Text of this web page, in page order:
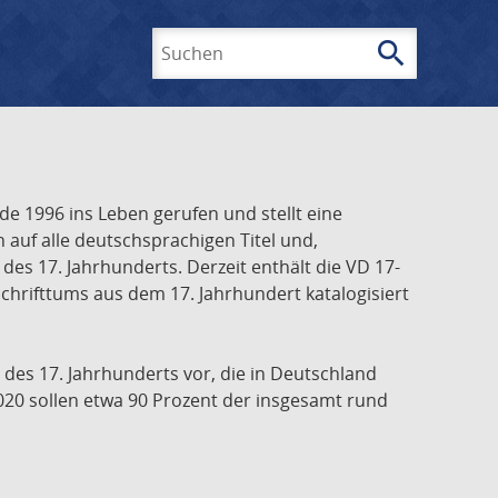
search
1996 ins Leben gerufen und stellt eine
alle deutschsprachigen Titel und,
17. Jahrhunderts. Derzeit enthält die VD 17-
aus dem 17. Jahrhundert katalogisiert
17. Jahrhunderts vor, die in Deutschland
sollen etwa 90 Prozent der insgesamt rund